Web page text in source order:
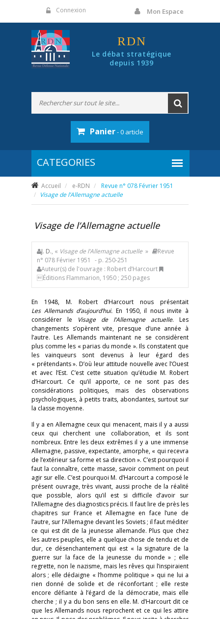
Connexion Mon Espace
RDN
Le débat stratégique
depuis 1939
Panier- 0 article
Accueil e-RDN
Revue n° 078 Février 1951
Visage de l’Allemagne actuelle
Visage de l’Allemagne actuelle
J. D., « Visage de l’Allemagne actuelle »
Revue
n° 078 Février 1951
- p. 250-251
Auteur(s) de l'ouvrage : Robert d’Harcourt
Éditions Flammarion, 1950 ; 250 pages
En 1948, M. Robert d’Harcourt nous présentait
Les Allemands d’aujourd’hui. En 1950, il nous invite à
considérer le
Visage de l’Allemagne actuelle. Les
changements s’opèrent vite, presque d’une année à
l’autre. Les Allemands maintenant ne se considèrent
plus comme les « parias du monde ». Ils constatent que
les vainqueurs sont devenus à leur égard des
« prétendants ». D’où leur attitude nouvelle avec l’Ouest
et avec l’Est. C’est cette situation qu’étudie M. Robert
d’Harcourt. Ce qu’il apporte, ce ne sont pas des
considérations politiques, mais des observations
psychologiques, à petits traits, abondantes, surtout sur
la classe moyenne.
Il y a en Allemagne ceux qui menacent, mais il y a aussi
ceux qui cherchent une collaboration, et ils sont
nombreux. Entre les deux extrêmes il y a une immense
Allemagne, passive, expectante, amorphe, « qui recevra
de l’extérieur sa forme et sa direction ». C’est pourquoi il
faut la connaître, cette masse, savoir comment on peut
agir sur elle. C’est pourquoi M. d’Harcourt a composé le
présent ouvrage, très vivant, aussi proche de la réalité
que possible, alors qu’il est si difficile d’avoir sur
l’Allemagne des diagnostics précis. Il faut lire de près les
chapitres sur France et Allemagne en face l’une de
l’autre, sur l’Allemagne devant les Soviets ; il faut méditer
ce qui est dit de la jeunesse allemande. Plus que chez
les autres peuples, elle a quelque chose de tendu et de
dur, ce désenchantement qui est « la signature de la
guerre sur la face de la jeunesse du monde » ; elle
regrette, non le nazisme, mais les rêves qui l’inspiraient
alors ; elle dédaigne « l’homme politique » qui ne lui a
rien donné de solide et de réconfortant ; elle reste
encore défiante à l’égard de la démocratie, mais elle
cherche ; il y a du bon sens en elle. M. d’Harcourt dit ce
que les Allemands nous reprochent et ce qui les attire